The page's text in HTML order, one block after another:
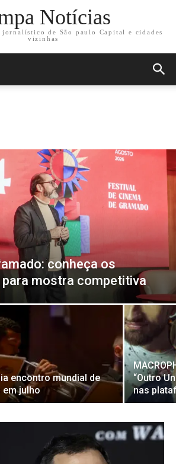
Notícias
jornalístico de São paulo Capital e cidades
vizinhas
conheça os
mostra competitiva
encontro mundial de
em julho
“Outro
nas